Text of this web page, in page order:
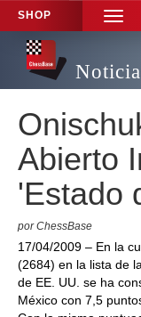
SHOP
TOGGLE
Abierto
'Estado
por ChessBase
17/04/2009 – En la
(2684) en la lista de
de EE. UU. se ha
México con 7,5